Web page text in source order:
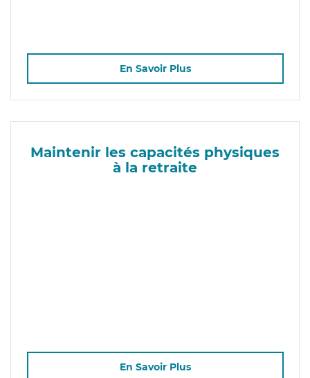
En Savoir Plus
Maintenir les capacités physiques
à la retraite
En Savoir Plus